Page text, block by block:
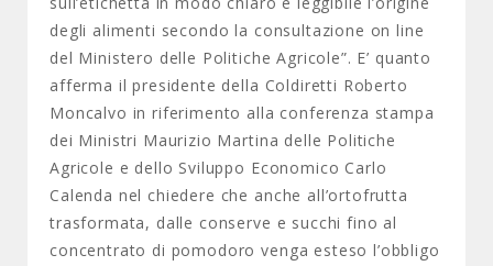
degli alimenti secondo la consultazione on line
del Ministero delle Politiche Agricole”. E’ quanto
afferma il presidente della Coldiretti Roberto
Moncalvo in riferimento alla conferenza stampa
dei Ministri Maurizio Martina delle Politiche
Agricole e dello Sviluppo Economico Carlo
Calenda nel chiedere che anche all’ortofrutta
trasformata, dalle conserve e succhi fino al
concentrato di pomodoro venga esteso l’obbligo